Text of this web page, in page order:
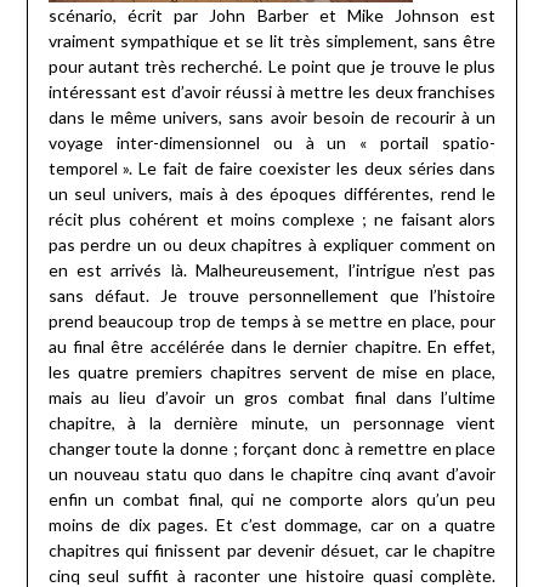
scénario, écrit par John Barber et Mike Johnson est
vraiment sympathique et se lit très simplement, sans être
pour autant très recherché. Le point que je trouve le plus
intéressant est d’avoir réussi à mettre les deux franchises
dans le même univers, sans avoir besoin de recourir à un
voyage inter-dimensionnel ou à un « portail spatio-
temporel ». Le fait de faire coexister les deux séries dans
un seul univers, mais à des époques différentes, rend le
récit plus cohérent et moins complexe ; ne faisant alors
pas perdre un ou deux chapitres à expliquer comment on
en est arrivés là. Malheureusement, l’intrigue n’est pas
sans défaut. Je trouve personnellement que l’histoire
prend beaucoup trop de temps à se mettre en place, pour
au final être accélérée dans le dernier chapitre. En effet,
les quatre premiers chapitres servent de mise en place,
mais au lieu d’avoir un gros combat final dans l’ultime
chapitre, à la dernière minute, un personnage vient
changer toute la donne ; forçant donc à remettre en place
un nouveau statu quo dans le chapitre cinq avant d’avoir
enfin un combat final, qui ne comporte alors qu’un peu
moins de dix pages. Et c’est dommage, car on a quatre
chapitres qui finissent par devenir désuet, car le chapitre
cinq seul suffit à raconter une histoire quasi complète.